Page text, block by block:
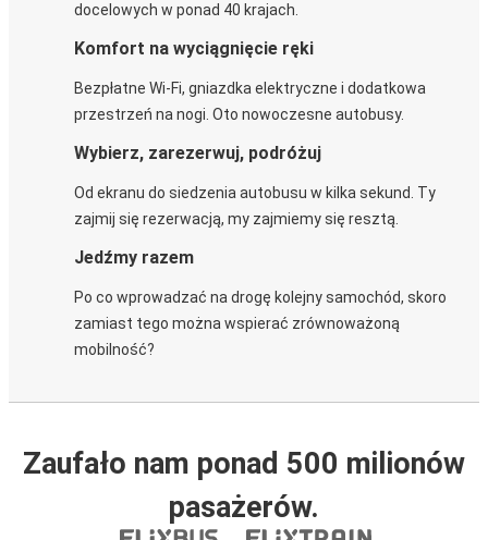
docelowych w ponad 40 krajach.
Komfort na wyciągnięcie ręki
Bezpłatne Wi-Fi, gniazdka elektryczne i dodatkowa
przestrzeń na nogi. Oto nowoczesne autobusy.
Wybierz, zarezerwuj, podróżuj
Od ekranu do siedzenia autobusu w kilka sekund. Ty
zajmij się rezerwacją, my zajmiemy się resztą.
Jedźmy razem
Po co wprowadzać na drogę kolejny samochód, skoro
zamiast tego można wspierać zrównoważoną
mobilność?
Zaufało nam ponad 500 milionów
pasażerów.